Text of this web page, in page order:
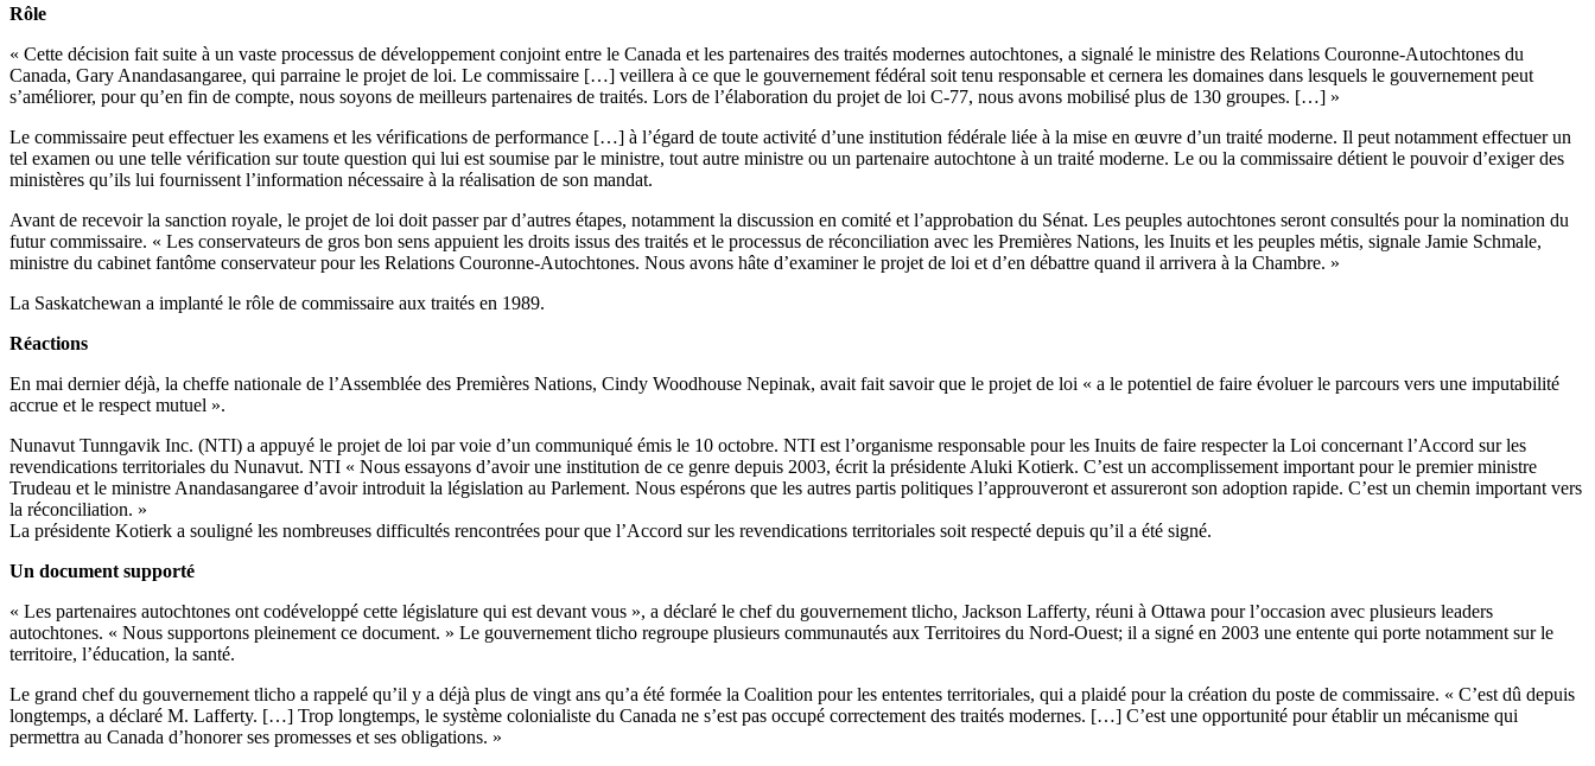
Rôle
« Cette décision fait suite à un vaste processus de développement conjoint entre le Canada et les partenaires des traités modernes autochtones, a signalé le ministre des Relations Couronne-Autochtones du
Canada, Gary Anandasangaree, qui parraine le projet de loi. Le commissaire […] veillera à ce que le gouvernement fédéral soit tenu responsable et cernera les domaines dans lesquels le gouvernement peut
s’améliorer, pour qu’en fin de compte, nous soyons de meilleurs partenaires de traités. Lors de l’élaboration du projet de loi C-77, nous avons mobilisé plus de 130 groupes. […] »
Le commissaire peut effectuer les examens et les vérifications de performance […] à l’égard de toute activité d’une institution fédérale liée à la mise en œuvre d’un traité moderne. Il peut notamment effectuer un
tel examen ou une telle vérification sur toute question qui lui est soumise par le ministre, tout autre ministre ou un partenaire autochtone à un traité moderne. Le ou la commissaire détient le pouvoir d’exiger des
ministères qu’ils lui fournissent l’information nécessaire à la réalisation de son mandat.
Avant de recevoir la sanction royale, le projet de loi doit passer par d’autres étapes, notamment la discussion en comité et l’approbation du Sénat. Les peuples autochtones seront consultés pour la nomination du
futur commissaire. « Les conservateurs de gros bon sens appuient les droits issus des traités et le processus de réconciliation avec les Premières Nations, les Inuits et les peuples métis, signale Jamie Schmale,
ministre du cabinet fantôme conservateur pour les Relations Couronne-Autochtones. Nous avons hâte d’examiner le projet de loi et d’en débattre quand il arrivera à la Chambre. »
La Saskatchewan a implanté le rôle de commissaire aux traités en 1989.
Réactions
En mai dernier déjà, la cheffe nationale de l’Assemblée des Premières Nations, Cindy Woodhouse Nepinak, avait fait savoir que le projet de loi « a le potentiel de faire évoluer le parcours vers une imputabilité
accrue et le respect mutuel ».
Nunavut Tunngavik Inc. (NTI) a appuyé le projet de loi par voie d’un communiqué émis le 10 octobre. NTI est l’organisme responsable pour les Inuits de faire respecter la Loi concernant l’Accord sur les
revendications territoriales du Nunavut. NTI « Nous essayons d’avoir une institution de ce genre depuis 2003, écrit la présidente Aluki Kotierk. C’est un accomplissement important pour le premier ministre
Trudeau et le ministre Anandasangaree d’avoir introduit la législation au Parlement. Nous espérons que les autres partis politiques l’approuveront et assureront son adoption rapide. C’est un chemin important vers
la réconciliation. »
La présidente Kotierk a souligné les nombreuses difficultés rencontrées pour que l’Accord sur les revendications territoriales soit respecté depuis qu’il a été signé.
Un document supporté
« Les partenaires autochtones ont codéveloppé cette législature qui est devant vous », a déclaré le chef du gouvernement tlicho, Jackson Lafferty, réuni à Ottawa pour l’occasion avec plusieurs leaders
autochtones. « Nous supportons pleinement ce document. » Le gouvernement tlicho regroupe plusieurs communautés aux Territoires du Nord-Ouest; il a signé en 2003 une entente qui porte notamment sur le
territoire, l’éducation, la santé.
Le grand chef du gouvernement tlicho a rappelé qu’il y a déjà plus de vingt ans qu’a été formée la Coalition pour les ententes territoriales, qui a plaidé pour la création du poste de commissaire. « C’est dû depuis
longtemps, a déclaré M. Lafferty. […] Trop longtemps, le système colonialiste du Canada ne s’est pas occupé correctement des traités modernes. […] C’est une opportunité pour établir un mécanisme qui
permettra au Canada d’honorer ses promesses et ses obligations. »